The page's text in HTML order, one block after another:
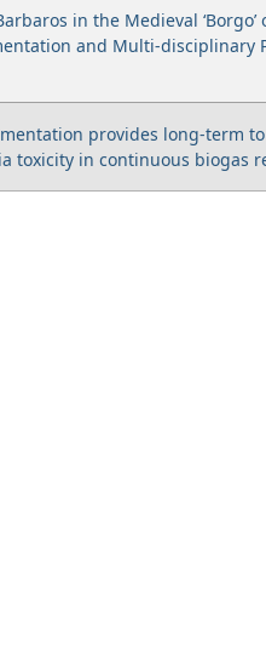
in the Medieval ‘Borgo’
and Multi-disciplinary
provides long-term
toxicity in continuous biogas